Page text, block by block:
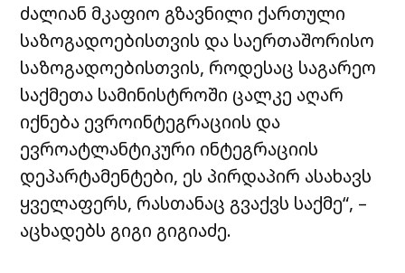
ძალიან მკაფიო გზავნილი ქართული
საზოგადოებისთვის და საერთაშორისო
საზოგადოებისთვის, როდესაც საგარეო
საქმეთა სამინისტროში ცალკე აღარ
იქნება ევროინტეგრაციის და
ევროატლანტიკური ინტეგრაციის
დეპარტამენტები, ეს პირდაპირ ასახავს
ყველაფერს, რასთანაც გვაქვს საქმე“, –
აცხადებს გიგი გიგიაძე.